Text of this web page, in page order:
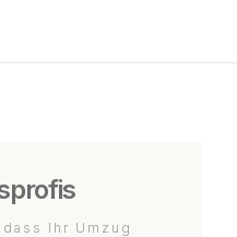
Ihr Umzug